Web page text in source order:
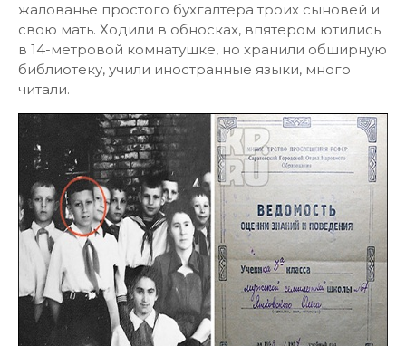
жалованье простого бухгалтера троих сыновей и
свою мать. Ходили в обносках, впятером ютились
в 14-метровой комнатушке, но хранили обширную
библиотеку, учили иностранные языки, много
читали.